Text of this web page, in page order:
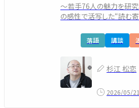
～若手76人の魅力を研
の感性で活写した“読む
落語 講談
杉江 松恋
2026/05/21